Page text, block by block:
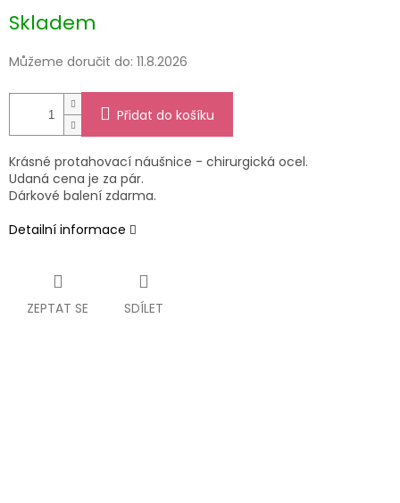
cena:
Skladem
Můžeme doručit do: 11.8.2026
Přidat do košíku
Krásné protahovací náušnice - chirurgická ocel.
Udaná cena je za pár.
Dárkové balení zdarma.
Detailní informace
ZEPTAT SE SDÍLET